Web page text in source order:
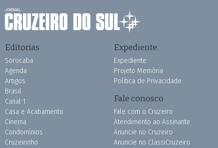
Editorias
Sorocaba
Agenda
Artigos
Brasil
Canal 1
Casa e Acabamento
Cinema
Condomínios
Cruzeirinho
Expediente
Expediente
Projeto Memória
Política de Privacidade
Fale conosco
Fale com o Cruzeiro
Atendimento ao Assinante
Anuncie no Cruzeiro
Anuncie no ClassiCruzeiro